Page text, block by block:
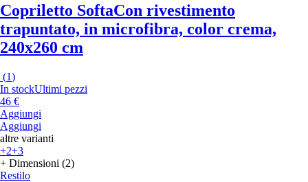
Copriletto SoftaCon rivestimento
trapuntato, in microfibra, color crema,
240x260 cm
(1)
In stockUltimi pezzi
46 €
Aggiungi
Aggiungi
altre varianti
+2+3
+ Dimensioni (2)
Restilo